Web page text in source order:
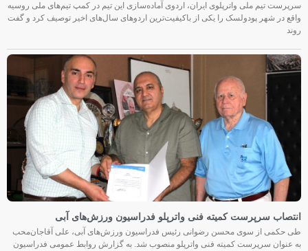
سرپرست تیم ملی واترپلوی ایران، اردوی آماده‌سازی این تیم در کمپ تیم‌های ملی روسیه
واقع در شهر پودولسک را یکی از باکیفیت‌ترین اردوهای سال‌های اخیر توصیف کرد و گفت
روند
انتصاب سرپرست کمیته فنی واترپلو فدراسیون ورزش‌های آبی
طی حکمی از سوی محسن رضوانی رئیس فدراسیون ورزش‌های آبی، علی آقاجان‌محب
به عنوان سرپرست کمیته فنی واترپلو منصوب شد. به گزارش روابط عمومی فدراسیون